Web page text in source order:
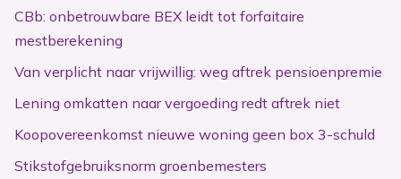
CBb: onbetrouwbare BEX leidt tot forfaitaire
mestberekening
Van verplicht naar vrijwillig: weg aftrek pensioenpremie
Lening omkatten naar vergoeding redt aftrek niet
Koopovereenkomst nieuwe woning geen box 3-schuld
Stikstofgebruiksnorm groenbemesters